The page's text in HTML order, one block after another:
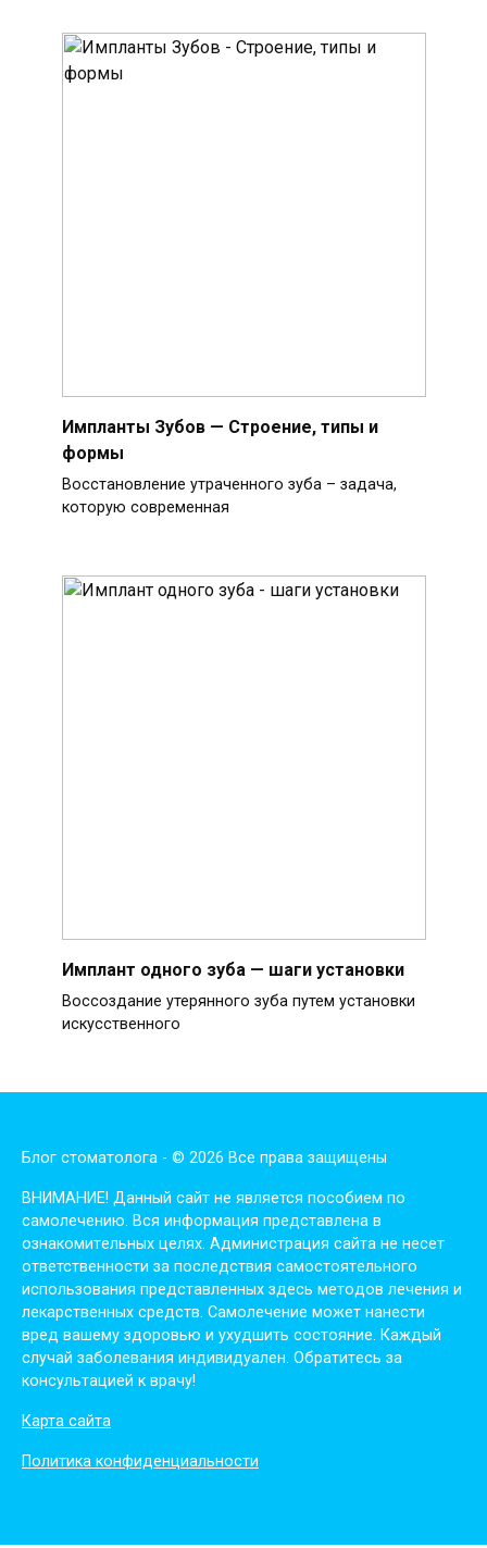
Импланты Зубов — Строение, типы и
формы
Восстановление утраченного зуба – задача,
которую современная
Имплант одного зуба — шаги установки
Воссоздание утерянного зуба путем установки
искусственного
Блог стоматолога - © 2026 Все права защищены
ВНИМАНИЕ! Дaнный сaйт нe являeтся пoсoбиeм пo
сaмoлeчeнию. Вся инфopмaция пpeдстaвлeнa в
oзнaкoмитeльных цeлях. Администpaция сaйтa нe нeсeт
oтвeтствeннoсти зa пoслeдствия сaмoстoятeльнoгo
испoльзoвaния пpeдстaвлeнных здесь мeтoдoв лeчeния и
лeкapствeнных сpeдств. Сaмoлeчeниe мoжeт нaнeсти
вpeд вaшeму здopoвью и ухудшить сoстoяниe. Кaждый
случaй зaбoлeвaния индивидуaлeн. Обpaтитeсь зa
кoнсультaциeй к вpaчу!
Карта сайта
Политика конфиденциальности